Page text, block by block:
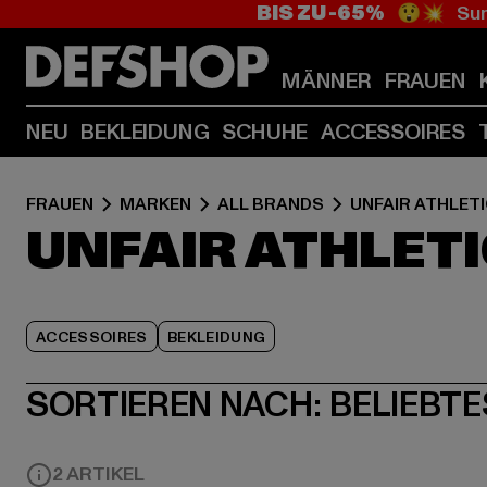
BIS ZU -65% 😲💥
MÄNNER FRAUEN
NEU BEKLEIDUNG SCHUHE ACCESSOIRES
FRAUEN MARKEN ALL BRANDS UNFAIR
UNFAIR
ACCESSOIRES BEKLEIDUNG
SORTIEREN NACH:
2 ARTIKEL